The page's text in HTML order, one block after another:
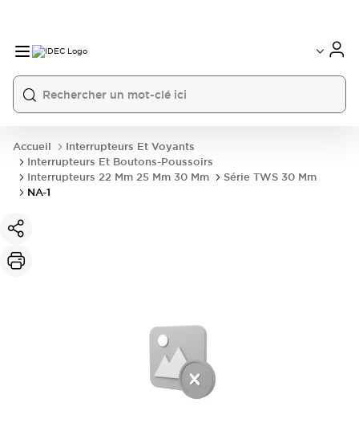
Accueil
Interrupteurs Et Voyants
Interrupteurs Et Boutons-Poussoirs
Interrupteurs 22 Mm 25 Mm 30 Mm
Série TWS 30 Mm
NA-1